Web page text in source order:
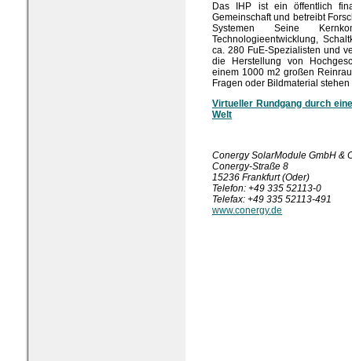
Das IHP ist ein öffentlich
Gemeinschaft und betreibt
Systemen Seine
Technologieentwicklung,
ca. 280 FuE-Spezialisten und
die Herstellung von
einem 1000 m2 großen
Fragen oder Bildmaterial
Virtueller Rundgang durch
Welt
Conergy SolarModule GmbH &
Conergy-Straße 8
15236 Frankfurt (Oder)
Telefon: +49 335 52113-0
Telefax: +49 335 52113-491
www.conergy.de